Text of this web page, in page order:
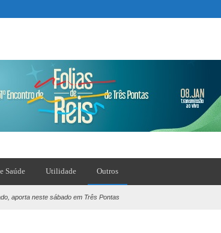
Saúde Utilidade Outros
aporta neste sábado em Três Pontas